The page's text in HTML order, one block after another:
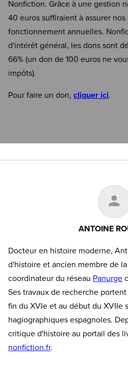
Nonfiction. Grâce à une gestion
40 euros suffiraient à assurer
fonctionnement annuelles.
d'intérêt général, les dons sont
66% (un don de 100 euros ne
impôts).
Pour faire un don, cliquer ici.
ANTOINE
Docteur en histoire moderne,
d'histoire et ancien membre de
coordinateur du réseau Panurge
Ses travaux de recherche
fin du XVIe et au début du XVIIe
hagiographiques espagnoles.
critique d'histoire au portail des
nonfiction.fr.